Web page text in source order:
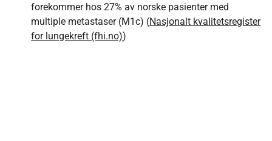
forekommer hos 27% av norske pasienter med
multiple metastaser (M1c) (Nasjonalt kvalitetsregister
for lungekreft (fhi.no))